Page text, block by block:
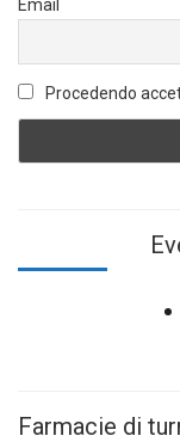
Email
Procedendo
Farmacie di